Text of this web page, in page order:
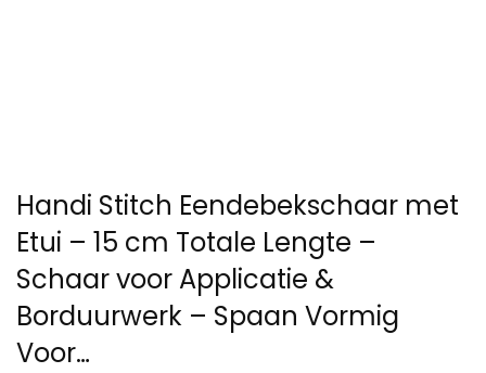
Handi Stitch Eendebekschaar met
Etui – 15 cm Totale Lengte –
Schaar voor Applicatie &
Borduurwerk – Spaan Vormig
Voor…